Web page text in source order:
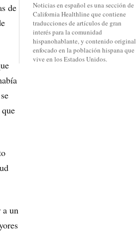
Noticias en español es una sección de
California Healthline que contiene
traducciones de artículos de gran
interés para la comunidad
hispanohablante, y contenido original
enfocado en la población hispana que
vive en los Estados Unidos.
de
un